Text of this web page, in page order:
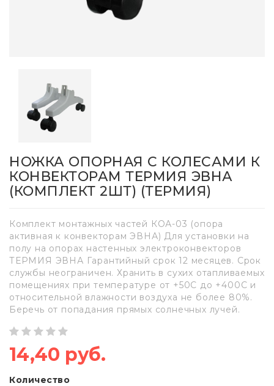
НОЖКА ОПОРНАЯ С КОЛЕСАМИ К
КОНВЕКТОРАМ ТЕРМИЯ ЭВНА
(КОМПЛЕКТ 2ШТ) (ТЕРМИЯ)
Комплект монтажных частей КОА-03 (опора
активная к конвекторам ЭВНА) Для установки на
полу на опорах настенных электроконвекторов
ТЕРМИЯ ЭВНА Гарантийный срок 12 месяцев. Срок
службы неограничен. Хранить в сухих отапливаемых
помещениях при температуре от +50С до +400С и
относительной влажности воздуха не более 80%.
Беречь от попадания прямых солнечных лучей.
14,40 руб.
Количество